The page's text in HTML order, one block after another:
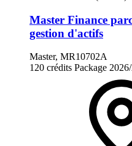
Master Finance
gestion d'actifs
Master, MR10702A
120 crédits Package